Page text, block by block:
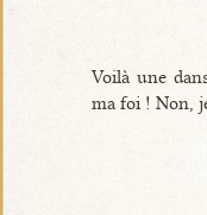
Voilà une
ma foi ! Non,